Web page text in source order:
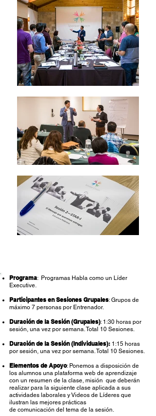
Programa: Programas Habla como un Líder
Executive.
Participantes en Sesiones Grupales: Grupos de
máximo 7 personas por Entrenador.
Duración de la Sesión (Grupales): 1:30 horas por
sesión, una vez por semana. Total 10 Sesiones.
Duración de la Sesión (Individuales): 1:15 horas
por sesión, una vez por semana. Total 10 Sesiones.
Elementos de Apoyo: Ponemos a disposición de
los alumnos una plataforma web de aprendizaje
con un resumen de la clase, misión que deberán
realizar para la siguiente clase aplicada a sus
actividades laborales y Videos de Líderes que
ilustran las mejores prácticas
de comunicación del tema de la sesión.